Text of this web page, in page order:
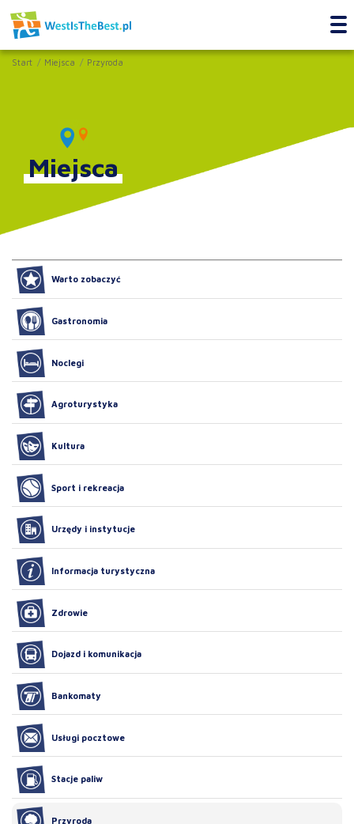
Start Miejsca Przyroda
Miejsca
Warto zobaczyć
Gastronomia
Noclegi
Agroturystyka
Kultura
Sport i rekreacja
Urzędy i instytucje
Informacja turystyczna
Zdrowie
Dojazd i komunikacja
Bankomaty
Usługi pocztowe
Stacje paliw
Przyroda